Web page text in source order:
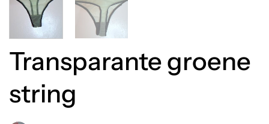
Transparante groene
string